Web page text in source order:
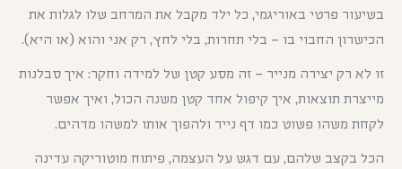
בשיעור פרטי באוריגמי, כל ילד מקבל את המרחב שלו לגלות את
הכישרון החבוי בו – בלי תחרות, בלי לחץ, רק אני והוא (או היא).
זו לא רק יצירה מנייר – זה מסע קטן של למידה וחקר: איך סבלנות
מייצרת תוצאות, איך קיפול אחד קטן משנה הכול, ואיך אפשר
לקחת משהו פשוט כמו דף נייר ולהפוך אותו למשהו מדהים.
הכל בקצב שלהם, עם דגש על העצמה, פיתוח מוטוריקה עדינה